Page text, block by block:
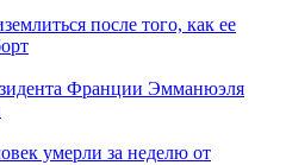
после того, как ее
Франции Эмманюэля
умерли за неделю от